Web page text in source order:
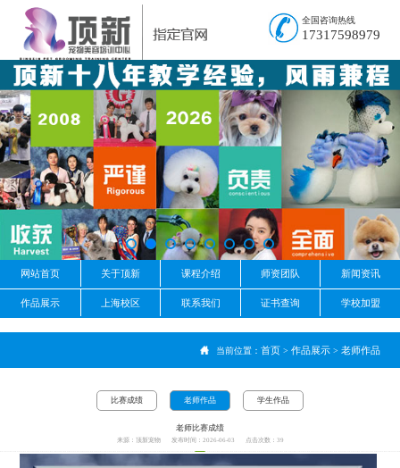
全国咨询热线
17317598979
网站首页 关于顶新 课程介绍 师资团队 新闻资讯
作品展示 上海校区 联系我们 证书查询 学校加盟
当前位置： 首页> 作品展示> 老师作品
比赛成绩 老师作品 学生作品
老师比赛成绩
来源：顶新宠物 发布时间：2026-06-03 点击次数： 39